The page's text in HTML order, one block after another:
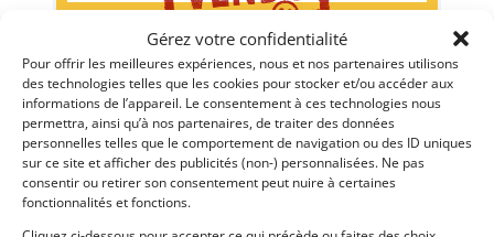
Gérez votre confidentialité
Pour offrir les meilleures expériences, nous et nos partenaires utilisons
des technologies telles que les cookies pour stocker et/ou accéder aux
informations de l’appareil. Le consentement à ces technologies nous
permettra, ainsi qu’à nos partenaires, de traiter des données
personnelles telles que le comportement de navigation ou des ID uniques
sur ce site et afficher des publicités (non-) personnalisées. Ne pas
consentir ou retirer son consentement peut nuire à certaines
fonctionnalités et fonctions.
Aucune présence de rouille. Carnet d'entretien d’époque
disponible. Configuration 100% d'origine
Vendu par : MY VINTAGE